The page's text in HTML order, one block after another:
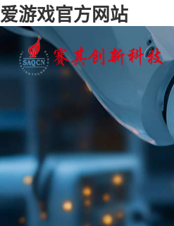
爱游戏官方网站